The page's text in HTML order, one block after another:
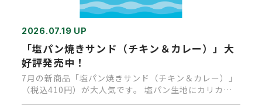
2026.07.19 UP
「塩パン焼きサンド（チキン＆カレー）」大
好評発売中！
7月の新商品「塩パン焼きサンド（チキン＆カレー）」
（税込410円）が大人気です。 塩パン生地にカリカリ
チーズがついたベー…